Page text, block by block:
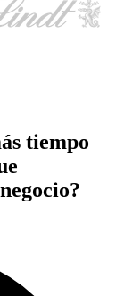
tiempo